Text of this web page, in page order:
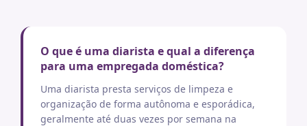
O que é uma diarista e qual a diferença
para uma empregada doméstica?
Uma diarista presta serviços de limpeza e
organização de forma autônoma e esporádica,
geralmente até duas vezes por semana na